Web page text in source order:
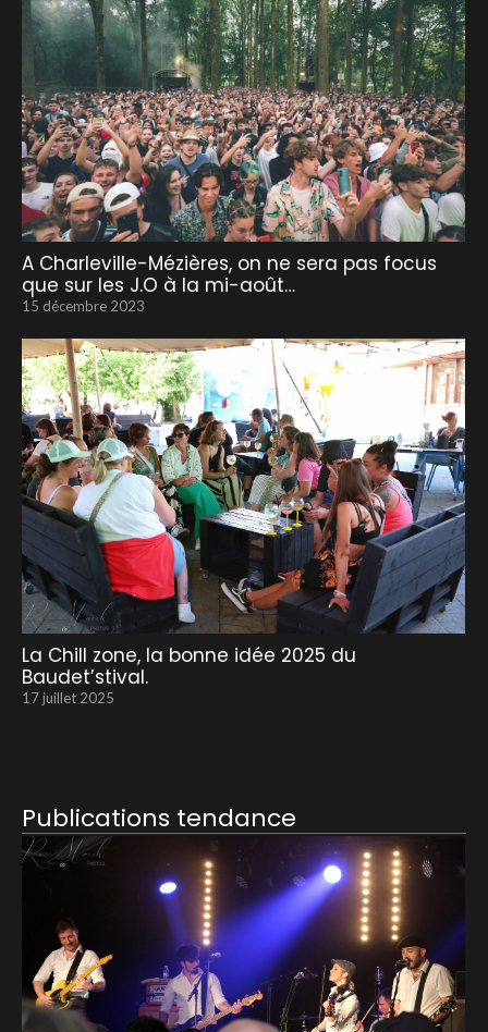
A Charleville-Mézières, on ne sera pas focus
que sur les J.O à la mi-août…
15 décembre 2023
La Chill zone, la bonne idée 2025 du
Baudet’stival.
17 juillet 2025
Publications tendance